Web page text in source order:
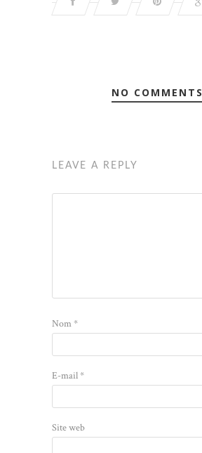
NO COMMENTS
LEAVE A REPLY
Nom*
E-mail*
Site web